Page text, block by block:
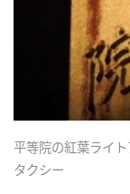
平等院の紅葉ライ
タクシー